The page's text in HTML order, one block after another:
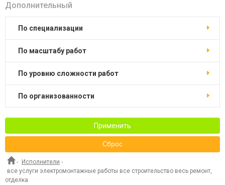
Дополнительный
по специализации
по масштабу работ
по уровню сложности работ
по организованности
Применить
Сброс
- Исполнители -
все услуги электромонтажные работы все строительство весь ремонт,
отделка